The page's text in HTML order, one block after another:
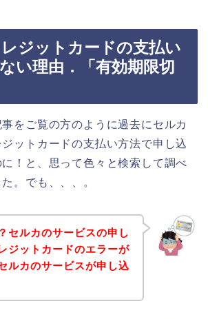
ジットカードの支払い
い理由．「有効期限切
をご覧の方のように過去にセルカ
ットカードの支払い方法で申し込
！と、思って色々と検索して調べ
。でも、、、。
セルカのサービスの申し
ジットカードのエラーが
ルカのサービスが申し込